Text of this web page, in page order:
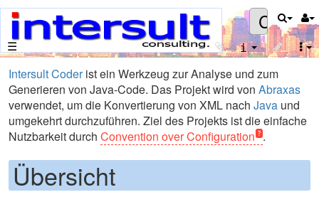
Coder
☰
IntersultCoderist ein Werkzeug zur Analyse und zum
Generieren von Java-Code. Das Projekt wird von Abraxas
verwendet, um die Konvertierung von XML nach Java und
umgekehrt durchzuführen. Ziel des Projekts ist die einfache
Nutzbarkeit durch Convention over Configuration .
Übersicht